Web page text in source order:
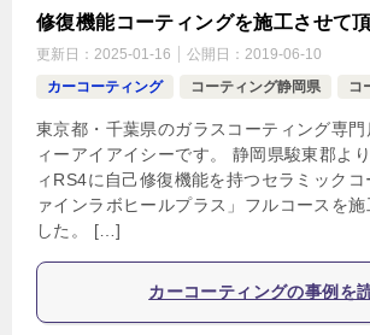
修復機能コーティングを施工させて
更新日： 2025-01-16 公開日： 2019-06-10
カーコーティング
コーティング静岡県 コ
東京都・千葉県のガラスコーティング専
ィーアイアイシーです。 静岡県駿東郡よ
ィRS4に自己修復機能を持つセラミックコ
ァインラボヒールプラス」フルコースを施
した。 […]
カーコーティングの事例を